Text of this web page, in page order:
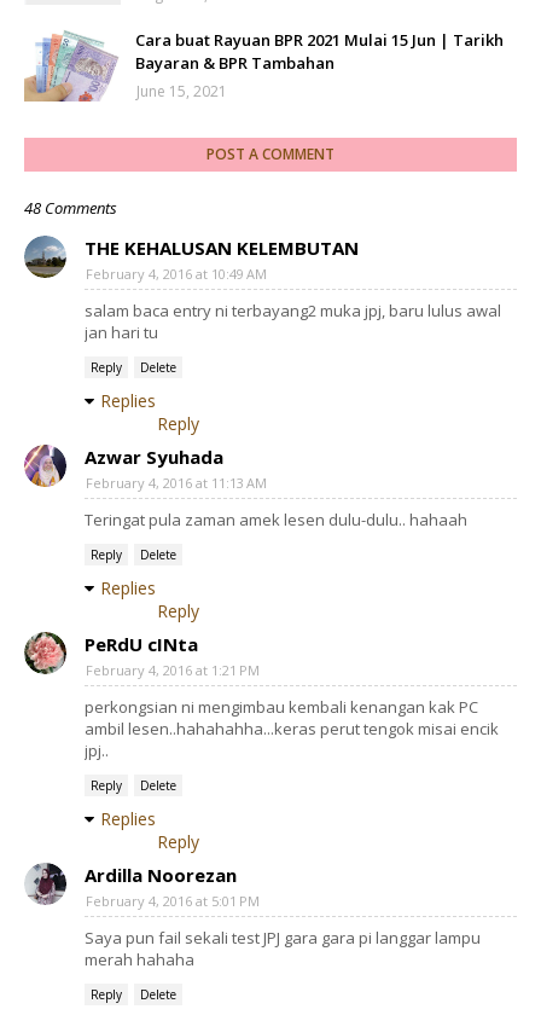
Cara buat Rayuan BPR 2021 Mulai 15 Jun | Tarikh
Bayaran & BPR Tambahan
June 15, 2021
POST A COMMENT
48 Comments
THE KEHALUSAN KELEMBUTAN
February 4, 2016 at 10:49 AM
salam baca entry ni terbayang2 muka jpj, baru lulus awal
jan hari tu
Reply Delete
Replies
Reply
Azwar Syuhada
February 4, 2016 at 11:13 AM
Teringat pula zaman amek lesen dulu-dulu.. hahaah
Reply Delete
Replies
Reply
PeRdU cINta
February 4, 2016 at 1:21 PM
perkongsian ni mengimbau kembali kenangan kak PC
ambil lesen..hahahahha...keras perut tengok misai encik
jpj..
Reply Delete
Replies
Reply
Ardilla Noorezan
February 4, 2016 at 5:01 PM
Saya pun fail sekali test JPJ gara gara pi langgar lampu
merah hahaha
Reply Delete